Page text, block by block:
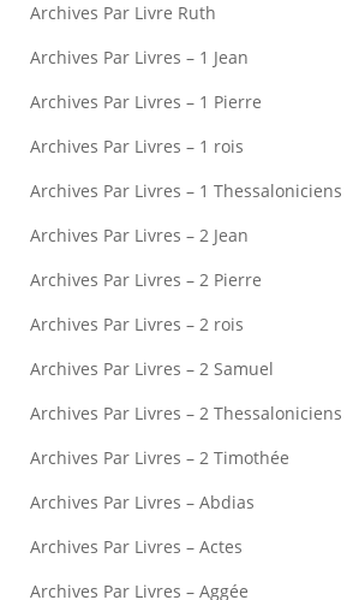
Archives Par Livre Ruth
Archives Par Livres – 1 Jean
Archives Par Livres – 1 Pierre
Archives Par Livres – 1 rois
Archives Par Livres – 1 Thessaloniciens
Archives Par Livres – 2 Jean
Archives Par Livres – 2 Pierre
Archives Par Livres – 2 rois
Archives Par Livres – 2 Samuel
Archives Par Livres – 2 Thessaloniciens
Archives Par Livres – 2 Timothée
Archives Par Livres – Abdias
Archives Par Livres – Actes
Archives Par Livres – Aggée